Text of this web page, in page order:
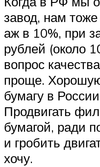
завод, нам
аж в 10%, при
рублей (около
вопрос
проще.
бумагу в
Продвигать
бумагой, ради
и гробить
хочу.